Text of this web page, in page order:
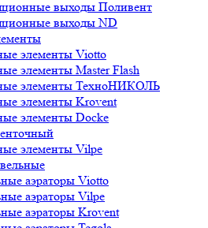
выходы Поливент
выходы ND
элементы Viotto
элементы Master Flash
элементы ТехноНИКОЛЬ
элементы Krovent
элементы Docke
элементы Vilpe
аэраторы Viotto
аэраторы Vilpe
аэраторы Krovent